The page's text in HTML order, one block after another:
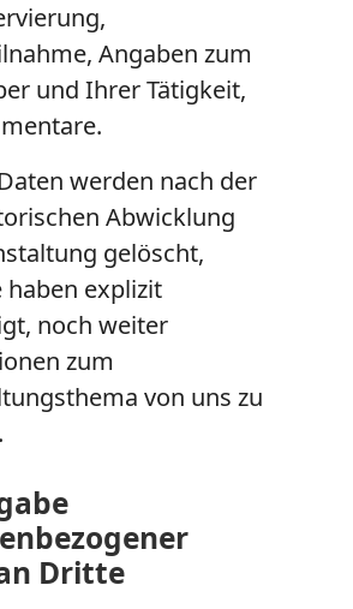
Angaben zum
und Ihrer Tätigkeit,
werden nach der
Abwicklung
gelöscht,
haben explizit
noch weiter
zum
von uns zu
Dritte